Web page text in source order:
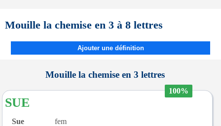
Mouille la chemise en 3 à 8 lettres
Ajouter une définition
Mouille la chemise en 3 lettres
100%
SUE
Sue
fem